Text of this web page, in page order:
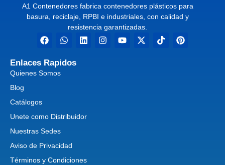
A1 Contenedores fabrica contenedores plásticos para
basura, reciclaje, RPBI e industriales, con calidad y
resistencia garantizadas.
Enlaces Rapidos
Quienes Somos
Blog
Catálogos
Unete como Distribuidor
Nuestras Sedes
Aviso de Privacidad
Términos y Condiciones